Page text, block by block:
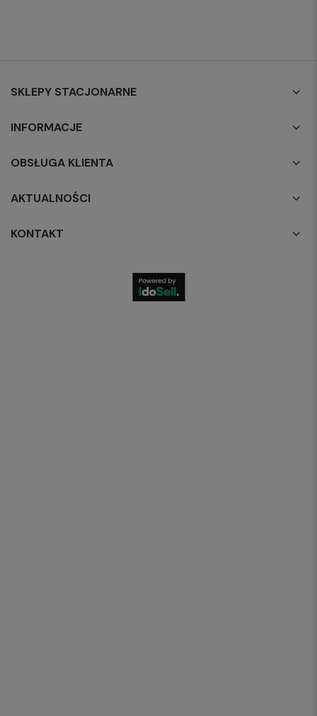
SKLEPY STACJONARNE
INFORMACJE
OBSŁUGA KLIENTA
AKTUALNOŚCI
KONTAKT